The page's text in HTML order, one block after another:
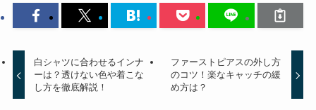
白シャツに合わせるインナ
ーは？透けない色や着こな
し方を徹底解説！
ファーストピアスの外し方
のコツ！楽なキャッチの緩
め方は？